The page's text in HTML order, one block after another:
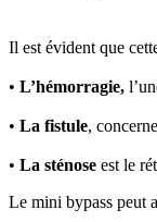
Il est évident que
• L’hémorragie,
• La fistule,
• La sténose est le
Le mini bypass peut